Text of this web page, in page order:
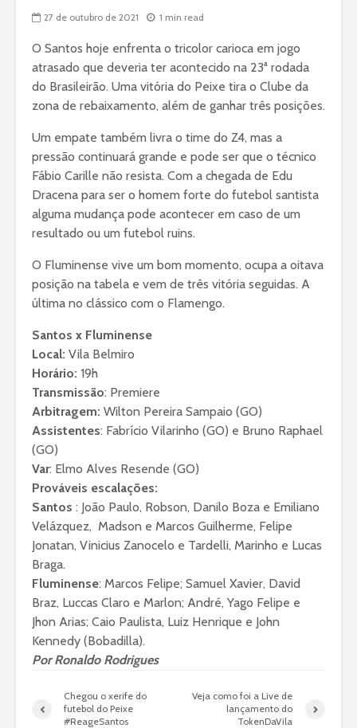
27 de outubro de 2021 1 min read
O Santos hoje enfrenta o tricolor carioca em jogo
atrasado que deveria ter acontecido na 23ª rodada
do Brasileirão. Uma vitória do Peixe tira o Clube da
zona de rebaixamento, além de ganhar três posições.
Um empate também livra o time do Z4, mas a
pressão continuará grande e pode ser que o técnico
Fábio Carille não resista. Com a chegada de Edu
Dracena para ser o homem forte do futebol santista
alguma mudança pode acontecer em caso de um
resultado ou um futebol ruins.
O Fluminense vive um bom momento, ocupa a oitava
posição na tabela e vem de três vitória seguidas. A
última no clássico com o Flamengo.
Santos x Fluminense
Local: Vila Belmiro
Horário: 19h
Transmissão: Premiere
Arbitragem: Wilton Pereira Sampaio (GO)
Assistentes: Fabrício Vilarinho (GO) e Bruno Raphael
(GO)
Var: Elmo Alves Resende (GO)
Prováveis escalações:
Santos : João Paulo, Robson, Danilo Boza e Emiliano
Velázquez, Madson e Marcos Guilherme, Felipe
Jonatan, Vinicius Zanocelo e Tardelli, Marinho e Lucas
Braga.
Fluminense: Marcos Felipe; Samuel Xavier, David
Braz, Luccas Claro e Marlon; André, Yago Felipe e
Jhon Arias; Caio Paulista, Luiz Henrique e John
Kennedy (Bobadilla).
PorRonaldo Rodrigues
Chegou o xerife do
futebol do Peixe
#ReageSantos
Veja como foi a Live de
lançamento do
TokenDaVila